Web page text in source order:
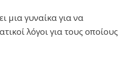
μια γυναίκα για να
λόγοι για τους οποίους